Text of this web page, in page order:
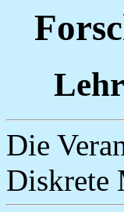
Die
Diskrete